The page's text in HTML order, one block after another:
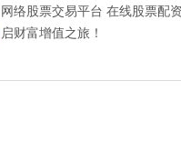
网络股票交易平台 在线股票配
启财富增值之旅！